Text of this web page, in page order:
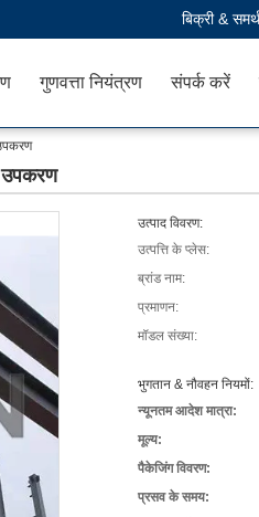
बिक्री &
गुणवत्ता नियंत्रण संपर्क करें
उत्पाद विवरण:
उत्पत्ति के प्लेस:
ब्रांड नाम:
प्रमाणन:
मॉडल संख्या:
भुगतान & नौवहन नियमों:
न्यूनतम आदेश मात्रा:
मूल्य:
पैकेजिंग विवरण:
प्रसव के समय: